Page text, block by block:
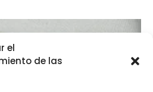
el
de las